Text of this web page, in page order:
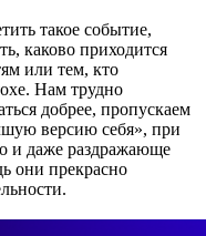
такое событие,
каково приходится
или тем, кто
Нам трудно
добрее, пропускаем
версию себя», при
и даже раздражающе
они прекрасно